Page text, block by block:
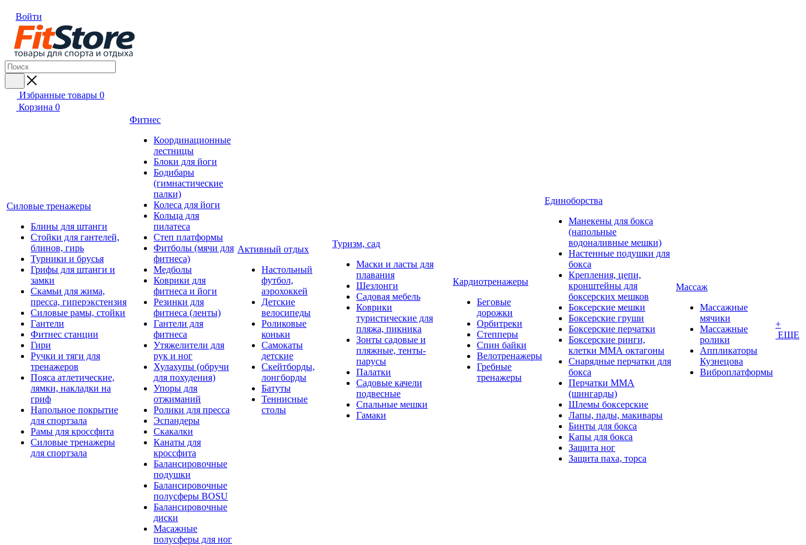
Войти
Избранные товары 0
Корзина 0
Силовые тренажеры
Блины для штанги
Стойки для гантелей,
блинов, гирь
Турники и брусья
Грифы для штанги и
замки
Скамьи для жима,
пресса, гиперэкстензия
Силовые рамы, стойки
Гантели
Фитнес станции
Гири
Ручки и тяги для
тренажеров
Пояса атлетические,
лямки, накладки на
гриф
Напольное покрытие
для спортзала
Рамы для кроссфита
Силовые тренажеры
для спортзала
Фитнес
Координационные
лестницы
Блоки для йоги
Бодибары
(гимнастические
палки)
Колеса для йоги
Кольца для
пилатеса
Степ платформы
Фитболы (мячи для
фитнеса)
Медболы
Коврики для
фитнеса и йоги
Резинки для
фитнеса (ленты)
Гантели для
фитнеса
Утяжелители для
рук и ног
Хулахупы (обручи
для похудения)
Упоры для
отжиманий
Ролики для пресса
Эспандеры
Скакалки
Канаты для
кроссфита
Балансировочные
подушки
Балансировочные
полусферы BOSU
Балансировочные
диски
Масажные
полусферы для ног
Активный отдых
Настольный
футбол,
аэрохоккей
Детские
велосипеды
Роликовые
коньки
Самокаты
детские
Скейтборды,
лонгборды
Батуты
Теннисные
столы
Туризм, сад
Маски и ласты для
плавания
Шезлонги
Садовая мебель
Коврики
туристические для
пляжа, пикника
Зонты садовые и
пляжные, тенты-
парусы
Палатки
Садовые качели
подвесные
Спальные мешки
Гамаки
Кардиотренажеры
Беговые
дорожки
Орбитреки
Степперы
Спин байки
Велотренажеры
Гребные
тренажеры
Единоборства
Манекены для бокса
(напольные
водоналивные мешки)
Настенные подушки для
бокса
Крепления, цепи,
кронштейны для
боксерских мешков
Боксерские мешки
Боксерские груши
Боксерские перчатки
Боксерские ринги,
клетки ММА октагоны
Снарядные перчатки для
бокса
Перчатки MMA
(шингарды)
Шлемы боксерские
Лапы, пады, макивары
Бинты для бокса
Капы для бокса
Защита ног
Защита паха, торса
Массаж
Массажные
мячики
Массажные
ролики
Аппликаторы
Кузнецова
Виброплатформы
+
ЕЩЕ